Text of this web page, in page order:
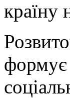
країну
формує